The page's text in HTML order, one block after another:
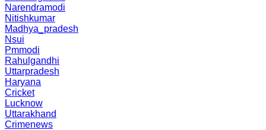
Narendramodi
Nitishkumar
Madhya_pradesh
Nsui
Pmmodi
Rahulgandhi
Uttarpradesh
Haryana
Cricket
Lucknow
Uttarakhand
Crimenews